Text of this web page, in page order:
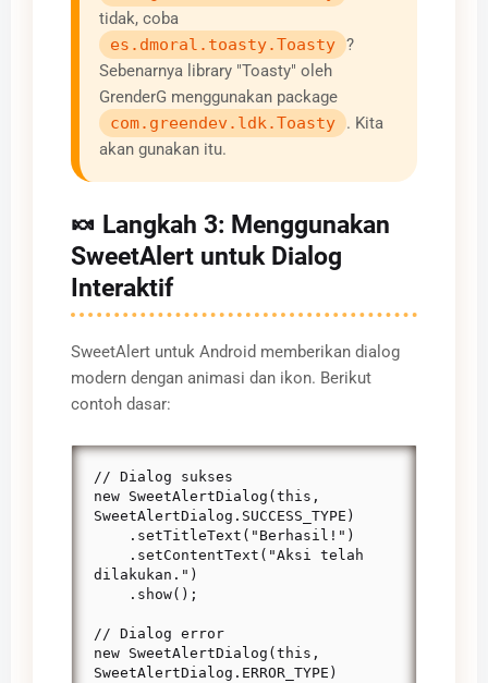
tidak, coba
es.dmoral.toasty.Toasty ?
Sebenarnya library "Toasty" oleh
GrenderG menggunakan package
com.greendev.ldk.Toasty
. Kita
akan gunakan itu.
🍬 Langkah 3: Menggunakan
SweetAlert untuk Dialog
Interaktif
SweetAlert untuk Android memberikan dialog
modern dengan animasi dan ikon. Berikut
contoh dasar:
// Dialog sukses
new SweetAlertDialog(this,
SweetAlertDialog.SUCCESS_TYPE)
dilakukan.")
// Dialog error
new SweetAlertDialog(this,
SweetAlertDialog.ERROR_TYPE)